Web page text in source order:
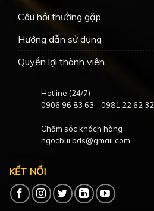
Câu hỏi thường gặp
Hướng dẫn sử dụng
Quyền lợi thành viên
Hotline (24/7)
0906 96 83 63 - 0981 22 62 32
Chăm sóc khách hàng
ngocbui.bds@gmail.com
KẾT NỐI